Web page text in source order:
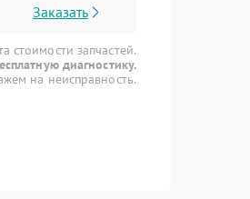
Заказать
стоимости запчастей.
диагностику.
на неисправность.